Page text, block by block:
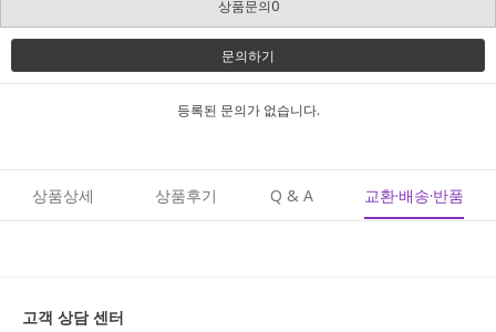
상품문의0
문의하기
등록된 문의가 없습니다.
상품상세 상품후기 Q & A 교환·배송·반품
고객 상담 센터